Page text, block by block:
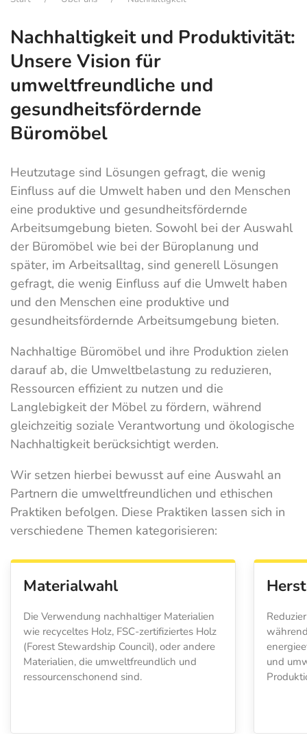
Nachhaltigkeit und Produktivität:
Unsere Vision für
umweltfreundliche und
gesundheitsfördernde
Büromöbel
Heutzutage sind Lösungen gefragt, die wenig
Einfluss auf die Umwelt haben und den Menschen
eine produktive und gesundheitsfördernde
Arbeitsumgebung bieten. Sowohl bei der Auswahl
der Büromöbel wie bei der Büroplanung und
später, im Arbeitsalltag, sind generell Lösungen
gefragt, die wenig Einfluss auf die Umwelt haben
und den Menschen eine produktive und
gesundheitsfördernde Arbeitsumgebung bieten.
Nachhaltige Büromöbel und ihre Produktion zielen
darauf ab, die Umweltbelastung zu reduzieren,
Ressourcen effizient zu nutzen und die
Langlebigkeit der Möbel zu fördern, während
gleichzeitig soziale Verantwortung und ökologische
Nachhaltigkeit berücksichtigt werden.
Wir setzen hierbei bewusst auf eine Auswahl an
Partnern die umweltfreundlichen und ethischen
Praktiken befolgen. Diese Praktiken lassen sich in
verschiedene Themen kategorisieren:
Materialwahl
Die Verwendung nachhaltiger Materialien
wie recyceltes Holz, FSC-zertifiziertes Holz
(Forest Stewardship Council), oder andere
Materialien, die umweltfreundlich und
ressourcenschonend sind.
und